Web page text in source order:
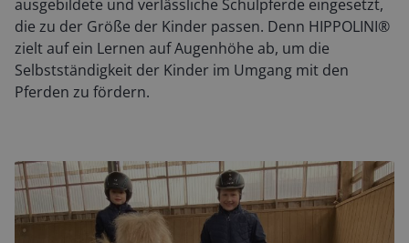
ausgebildete und verlässliche Schulpferde eingesetzt,
die zu der Größe der Kinder passen. Denn HIPPOLINI®
zielt auf ein Lernen auf Augenhöhe ab, um die
Selbstständigkeit der Kinder im Umgang mit den
Pferden zu fördern.